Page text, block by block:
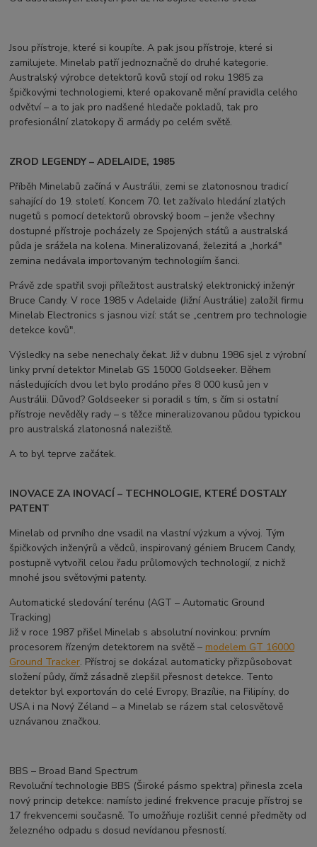
Jsou přístroje, které si koupíte. A pak jsou přístroje, které si
zamilujete. Minelab patří jednoznačně do druhé kategorie.
Australský výrobce detektorů kovů stojí od roku 1985 za
špičkovými technologiemi, které opakovaně mění pravidla celého
odvětví – a to jak pro nadšené hledače pokladů, tak pro
profesionální zlatokopy či armády po celém světě.
ZROD LEGENDY – ADELAIDE, 1985
Příběh Minelabů začíná v Austrálii, zemi se zlatonosnou tradicí
sahající do 19. století. Koncem 70. let zažívalo hledání zlatých
nugetů s pomocí detektorů obrovský boom – jenže všechny
dostupné přístroje pocházely ze Spojených států a australská
půda je srážela na kolena. Mineralizovaná, železitá a „horká"
zemina nedávala importovaným technologiím šanci.
Právě zde spatřil svoji příležitost australský elektronický inženýr
Bruce Candy. V roce 1985 v Adelaide (Jižní Austrálie) založil firmu
Minelab Electronics s jasnou vizí: stát se „centrem pro technologie
detekce kovů".
Výsledky na sebe nenechaly čekat. Již v dubnu 1986 sjel z výrobní
linky první detektor Minelab GS 15000 Goldseeker. Během
následujících dvou let bylo prodáno přes 8 000 kusů jen v
Austrálii. Důvod? Goldseeker si poradil s tím, s čím si ostatní
přístroje nevěděly rady – s těžce mineralizovanou půdou typickou
pro australská zlatonosná naleziště.
A to byl teprve začátek.
INOVACE ZA INOVACÍ – TECHNOLOGIE, KTERÉ DOSTALY
PATENT
Minelab od prvního dne vsadil na vlastní výzkum a vývoj. Tým
špičkových inženýrů a vědců, inspirovaný géniem Brucem Candy,
postupně vytvořil celou řadu průlomových technologií, z nichž
mnohé jsou světovými patenty.
Automatické sledování terénu (AGT – Automatic Ground
Tracking)
Již v roce 1987 přišel Minelab s absolutní novinkou: prvním
procesorem řízeným detektorem na světě – modelem GT 16000
Ground Tracker. Přístroj se dokázal automaticky přizpůsobovat
složení půdy, čímž zásadně zlepšil přesnost detekce. Tento
detektor byl exportován do celé Evropy, Brazílie, na Filipíny, do
USA i na Nový Zéland – a Minelab se rázem stal celosvětově
uznávanou značkou.
BBS – Broad Band Spectrum
Revoluční technologie BBS (Široké pásmo spektra) přinesla zcela
nový princip detekce: namísto jediné frekvence pracuje přístroj se
17 frekvencemi současně. To umožňuje rozlišit cenné předměty od
železného odpadu s dosud nevídanou přesností.